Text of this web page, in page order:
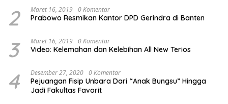
2 Maret 16, 2019 0 Komentar
Prabowo Resmikan Kantor DPD Gerindra di Banten
3 Maret 16, 2019 0 Komentar
Video: Kelemahan dan Kelebihan All New Terios
4 Desember 27, 2020 0 Komentar
Pejuangan Fisip Unbara Dari “Anak Bungsu” Hingga
Jadi Fakultas Favorit